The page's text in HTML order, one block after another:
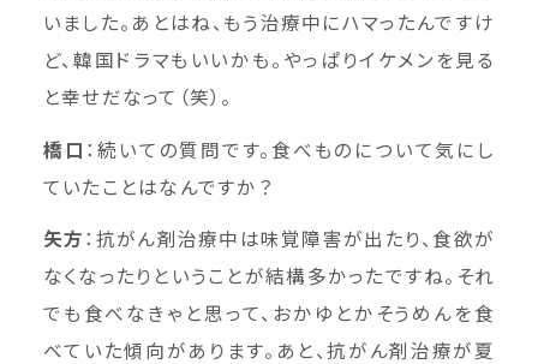
いました。あとはね、もう治療中にハマったんですけ
ど、韓国ドラマもいいかも。やっぱりイケメンを見る
と幸せだなって（笑）。
橋口 ：続いての質問です。食べものについて気にし
ていたことはなんですか？
矢方：抗がん剤治療中は味覚障害が出たり、食欲が
なくなったりということが結構多かったですね。それ
でも食べなきゃと思って、おかゆとかそうめんを食
べていた傾向があります。あと、抗がん剤治療が夏